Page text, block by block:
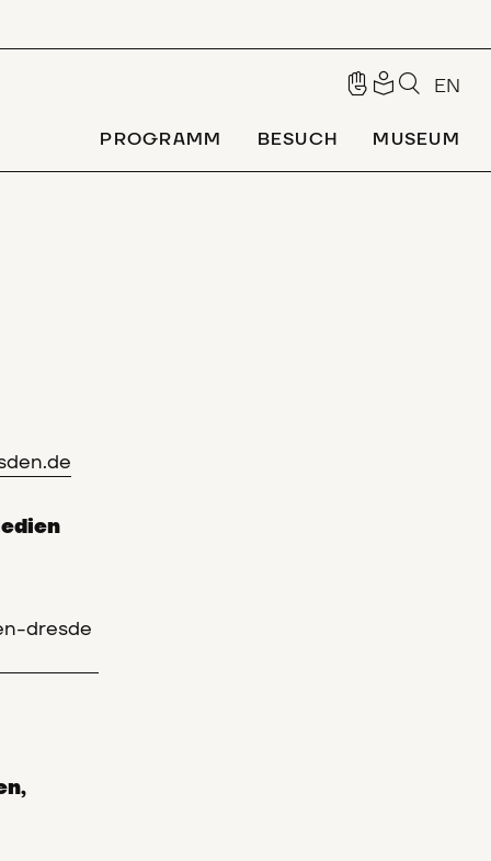
EN
PROGRAMM BESUCH MUSEUM
dresde